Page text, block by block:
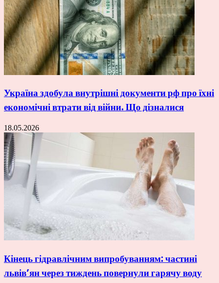
Україна здобула внутрішні документи рф про їхні
економічні втрати від війни. Що дізналися
18.05.2026
Кінець гідравлічним випробуванням: частині
львів’ян через тиждень повернули гарячу воду